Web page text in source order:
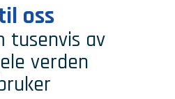
oss
tusenvis av
verden